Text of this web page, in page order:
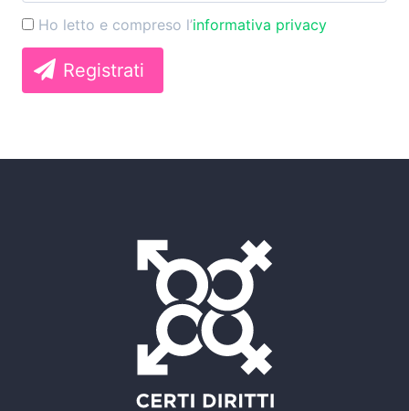
Ho letto e compreso l’informativa privacy
Registrati